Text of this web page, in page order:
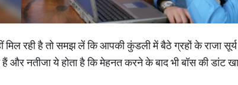
मिल रही है तो समझ लें कि आपकी कुंडली में बैठे ग्रहों के राजा
नतीजा ये होता है कि मेहनत करने के बाद भी बॉस की डांट